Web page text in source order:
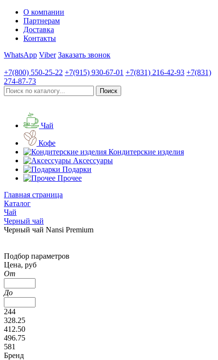
О компании
Партнерам
Доставка
Контакты
WhatsApp Viber Заказать звонок
+7(800) 550-25-22 +7(915) 930-67-01 +7(831) 216-42-93 +7(831)
274-87-73
Чай
Кофе
Кондитерские изделия
Аксессуары
Подарки
Прочее
Главная страница
Каталог
Чай
Черный чай
Черный чай Nansi Premium
Подбор параметров
Цена, руб
От
До
244
328.25
412.50
496.75
581
Бренд